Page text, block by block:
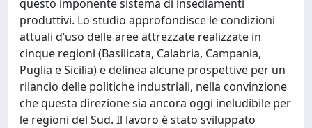
questo imponente sistema di insediamenti
produttivi. Lo studio approfondisce le condizioni
attuali d’uso delle aree attrezzate realizzate in
cinque regioni (Basilicata, Calabria, Campania,
Puglia e Sicilia) e delinea alcune prospettive per un
rilancio delle politiche industriali, nella convinzione
che questa direzione sia ancora oggi ineludibile per
le regioni del Sud. Il lavoro è stato sviluppato